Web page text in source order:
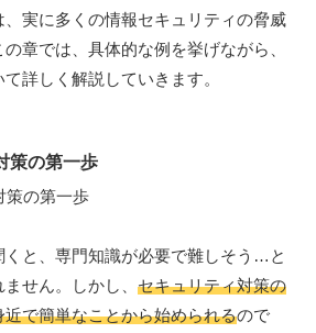
実に多くの情報セキュリティの脅威
章では、具体的な例を挙げながら、
詳しく解説していきます。
策の第一歩
くと、専門知識が必要で難しそう…と
せん。しかし、 セキュリティ対策の
で簡単なことから始められるので